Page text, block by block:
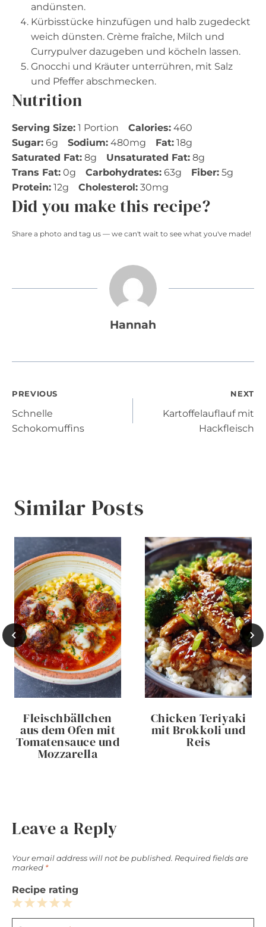
andünsten.
Kürbisstücke hinzufügen und halb zugedeckt
weich dünsten. Crème fraîche, Milch und
Currypulver dazugeben und köcheln lassen.
Gnocchi und Kräuter unterrühren, mit Salz
und Pfeffer abschmecken.
Nutrition
Serving Size: 1 Portion Calories: 460
Sugar: 6g Sodium: 480mg Fat: 18g
Saturated Fat: 8g Unsaturated Fat: 8g
Trans Fat: 0g Carbohydrates: 63g Fiber: 5g
Protein: 12g Cholesterol: 30mg
Did you make this recipe?
Share a photo and tag us — we can't wait to see what you've made!
Hannah
Post
navigation
PREVIOUS
Schnelle
Schokomuffins
NEXT
Kartoffelauflauf mit
Hackfleisch
Similar Posts
Fleischbällchen
aus dem Ofen mit
Tomatensauce und
Mozzarella
Chicken Teriyaki
mit Brokkoli und
Reis
Leave a Reply
Your email address will not be published. Required fields are
marked *
Recipe rating
5
4
3
2
1